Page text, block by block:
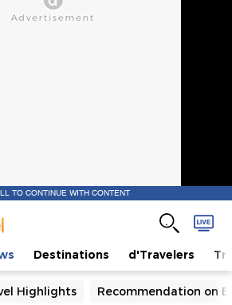
TO CONTINUE WITH CONTENT
Destinations d'Travelers
Highlights Recommendation on